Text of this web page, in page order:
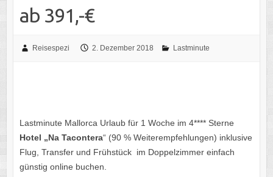
ab 391,-€
Reisespezi 2. Dezember 2018 Lastminute
Lastminute Mallorca Urlaub für 1 Woche im 4**** Sterne
Hotel‬ „Na Tacontera“ (90 % Weiterempfehlungen) inklusive
‪Flug, Transfer‬ und Frühstück ‬ im Doppelzimmer einfach
günstig online buchen.